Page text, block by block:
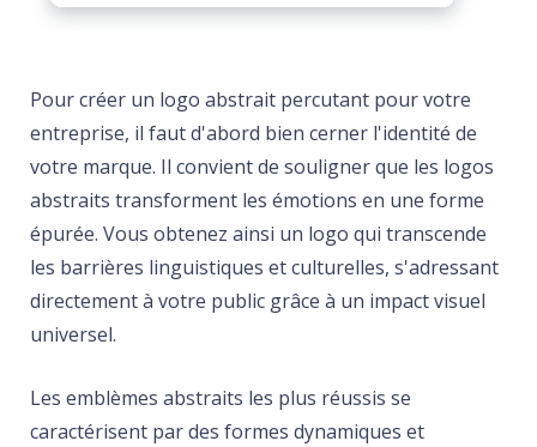
Pour créer un logo abstrait percutant pour votre
entreprise, il faut d'abord bien cerner l'identité de
votre marque. Il convient de souligner que les logos
abstraits transforment les émotions en une forme
épurée. Vous obtenez ainsi un logo qui transcende
les barrières linguistiques et culturelles, s'adressant
directement à votre public grâce à un impact visuel
universel.
Les emblèmes abstraits les plus réussis se
caractérisent par des formes dynamiques et